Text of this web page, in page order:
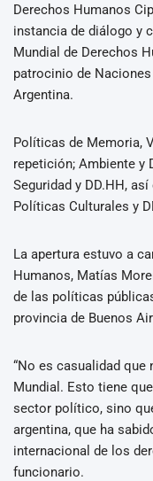
Derechos Humanos
instancia de diálogo y
Mundial de Derechos
patrocinio de
Argentina.
Políticas de Memoria,
repetición; Ambiente y
Seguridad y DD.HH,
Políticas Culturales y
La apertura estuvo a
Humanos, Matías
de las políticas
provincia de Buenos
“No es casualidad que
Mundial. Esto tiene
sector político, sino
argentina, que ha
internacional de los
funcionario.